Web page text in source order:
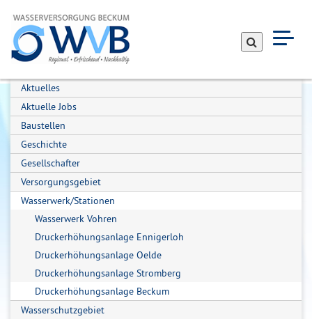
Aktuelles
Aktuelle Jobs
Baustellen
Geschichte
Gesellschafter
Versorgungsgebiet
Wasserwerk/Stationen
Wasserwerk Vohren
Druckerhöhungsanlage Ennigerloh
Druckerhöhungsanlage Oelde
Druckerhöhungsanlage Stromberg
Druckerhöhungsanlage Beckum
Wasserschutzgebiet